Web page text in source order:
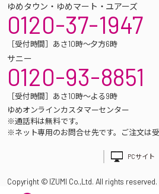
ゆめタウン・ゆめマート・ユアーズ
0120-37-1947
［受付時間］あさ10時～夕方6時
サニー
0120-93-8851
［受付時間］あさ10時～よる9時
ゆめオンラインカスタマーセンター
※通話料は無料です。
※ネット専用のお問合せ先です。ご注文は受
PCサイト
Copyright © IZUMI Co.,Ltd. All rights reserved.